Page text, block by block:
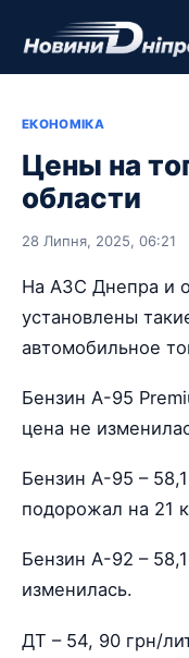
ЕКОНОМІКА
Цены на
области
28 Липня, 2025, 06:21
На АЗС Днепра и
установлены
автомобильное
Бензин А-95
цена не
Бензин А-95 –
подорожал на 21
Бензин А-92 –
изменилась.
ДТ – 54, 90 грн/